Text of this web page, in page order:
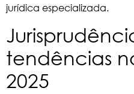
jurídica especializada.
tendências
2025